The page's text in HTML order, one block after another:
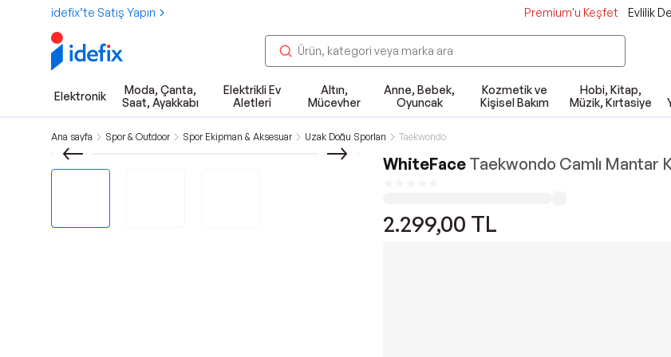
idefix’te Satış Yapın Premium'u Keşfet Evlilik
Elektronik
Moda, Çanta,
Saat, Ayakkabı
Elektrikli Ev
Aletleri
Altın,
Mücevher
Anne, Bebek,
Oyuncak
Kozmetik ve
Kişisel Bakım
Hobi, Kitap,
Müzik, Kırtasiye
Ana sayfa Spor & Outdoor Spor Ekipman & Aksesuar Uzak Doğu Sporları Taekwondo
WhiteFace Taekwondo Camlı Mantar
2.299,00 TL